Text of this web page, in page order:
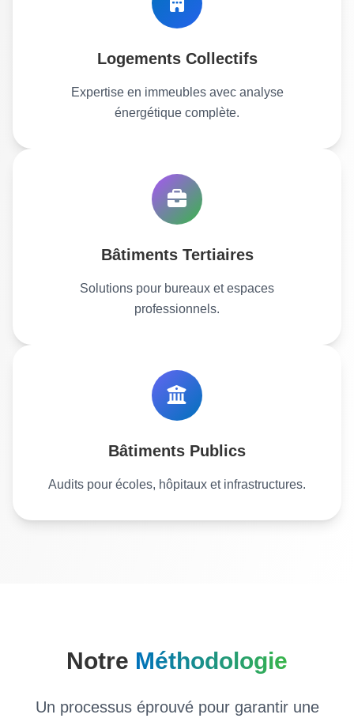
Logements Collectifs
Expertise en immeubles avec analyse
énergétique complète.
Bâtiments Tertiaires
Solutions pour bureaux et espaces
professionnels.
Bâtiments Publics
Audits pour écoles, hôpitaux et infrastructures.
Notre Méthodologie
Un processus éprouvé pour garantir une